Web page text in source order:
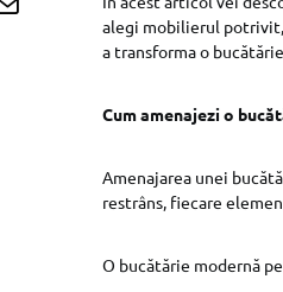
alegi mobilierul
a transforma o
Cum amenajezi o
Amenajarea unei
restrâns, fiecare
O bucătărie modernă